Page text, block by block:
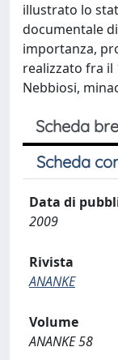
illustrato lo
documentale
importanza,
realizzato fra il
Nebbiosi,
Scheda
Scheda
Data di
2009
Rivista
ANANKE
Volume
ANANKE 58